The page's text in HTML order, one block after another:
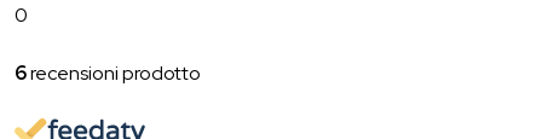
0
6recensioni prodotto